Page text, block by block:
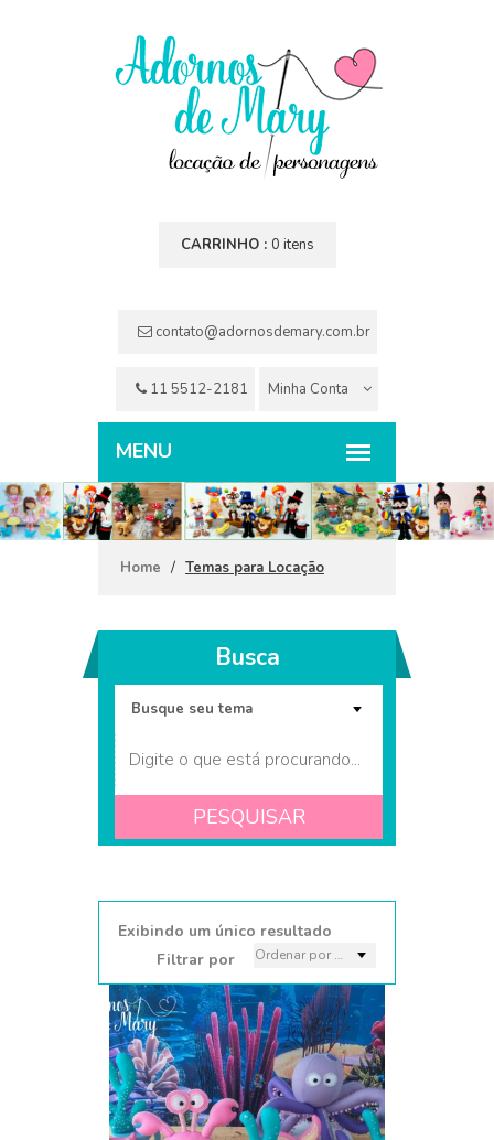
CARRINHO : 0 itens
contato@adornosdemary.com.br
11 5512-2181 Minha Conta
Home / Temas para Locação
Busca
PESQUISAR
Exibindo um único resultado
Filtrar por
Menina mini